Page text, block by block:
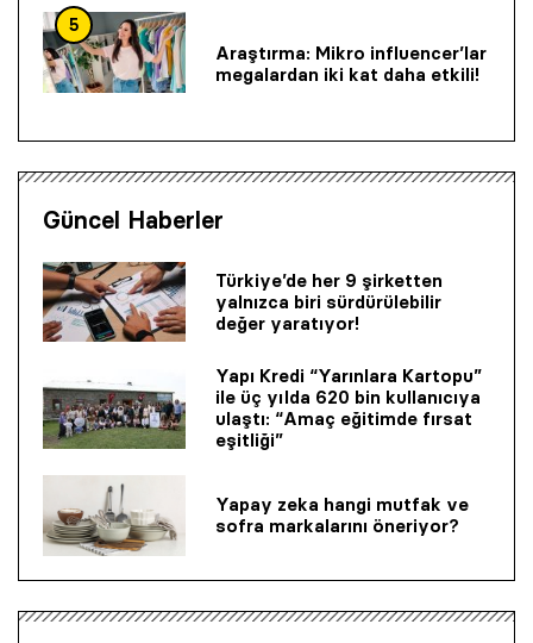
5
Araştırma: Mikro influencer’lar
megalardan iki kat daha etkili!
Güncel Haberler
Türkiye’de her 9 şirketten
yalnızca biri sürdürülebilir
değer yaratıyor!
Yapı Kredi “Yarınlara Kartopu”
ile üç yılda 620 bin kullanıcıya
ulaştı: “Amaç eğitimde fırsat
eşitliği”
Yapay zeka hangi mutfak ve
sofra markalarını öneriyor?